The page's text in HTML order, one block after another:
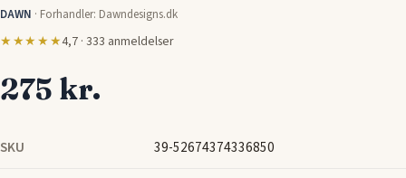
SKU 39-52674374336850
DAWN · Forhandler: Dawndesigns.dk
★★★★★4,7 · 333 anmeldelser
275 kr.